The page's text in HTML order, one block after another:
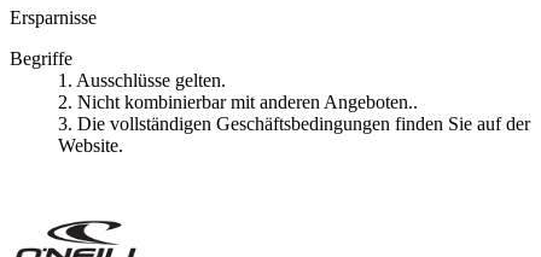
Ersparnisse
Begriffe
1. Ausschlüsse gelten.
2. Nicht kombinierbar mit anderen Angeboten..
3. Die vollständigen Geschäftsbedingungen finden Sie auf der
Website.